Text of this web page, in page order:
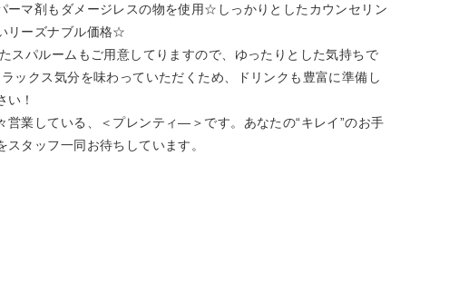
ーマ剤もダメージレスの物を使用☆しっかりとしたカウンセリン
リーズナブル価格☆
スパルームもご用意してりますので、ゆったりとした気持ちで
ックス気分を味わっていただくため、ドリンクも豊富に準備し
い！
営業している、＜プレンティ―＞です。あなたの“キレイ”のお手
タッフ一同お待ちしています。